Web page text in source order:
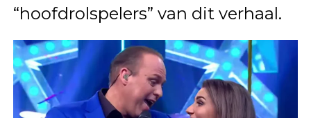
“hoofdrolspelers” van dit verhaal.